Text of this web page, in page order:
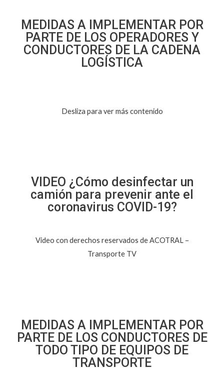
MEDIDAS A IMPLEMENTAR POR
PARTE DE LOS OPERADORES Y
CONDUCTORES DE LA CADENA
LOGÍSTICA
Desliza para ver más contenido
VIDEO ¿Cómo desinfectar un
camión para prevenir ante el
coronavirus COVID-19?
Video con derechos reservados de ACOTRAL –
Transporte TV
MEDIDAS A IMPLEMENTAR POR
PARTE DE LOS CONDUCTORES DE
TODO TIPO DE EQUIPOS DE
TRANSPORTE